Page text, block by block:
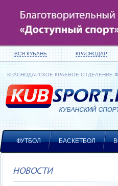
ВСЯ КУБАНЬ КРАСНОДАР
КРАСНОДАРСКОЕ КРАЕВОЕ ОТДЕЛЕНИЕ
ФУТБОЛ БАСКЕТБОЛ
НОВОСТИ